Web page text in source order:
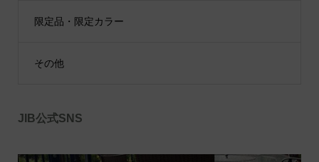
限定品・限定カラー
その他
JIB公式SNS